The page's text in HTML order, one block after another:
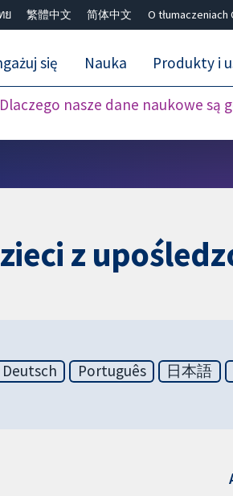
ย 繁體中文 简体中文 O tłumaczeniach
Dlaczego nasze dane naukowe są
się Nauka Produkty i
z
Deutsch Português 日本語